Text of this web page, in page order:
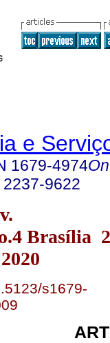
e
1679-4974
2237-9622
Brasília
s1679-